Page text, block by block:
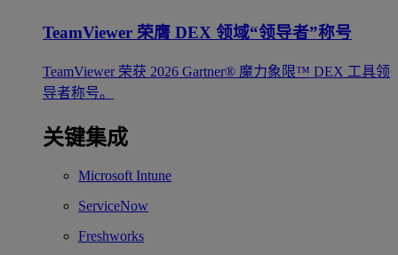
TeamViewer 荣膺 DEX 领域“领导者”称号
TeamViewer 荣获 2026 Gartner® 魔力象限™ DEX 工具领
导者称号。
关键集成
Microsoft Intune
ServiceNow
Freshworks